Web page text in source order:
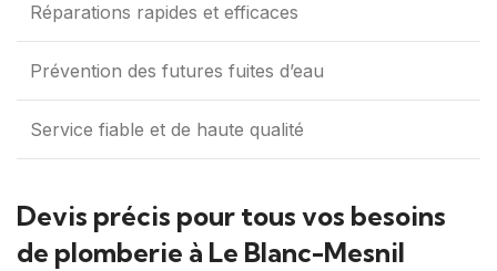
Réparations rapides et efficaces
Prévention des futures fuites d’eau
Service fiable et de haute qualité
Devis précis pour tous vos besoins
de plomberie à Le Blanc-Mesnil